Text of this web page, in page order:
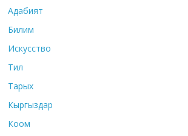
Адабият
Билим
Искусство
Тил
Тарых
Кыргыздар
Коом